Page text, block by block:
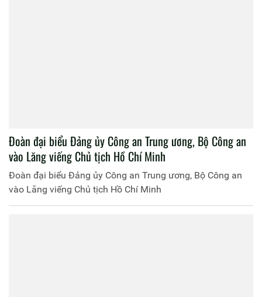
Đoàn đại biểu Đảng ủy Công an Trung ương, Bộ Công an
vào Lăng viếng Chủ tịch Hồ Chí Minh
Đoàn đại biểu Đảng ủy Công an Trung ương, Bộ Công an
vào Lăng viếng Chủ tịch Hồ Chí Minh